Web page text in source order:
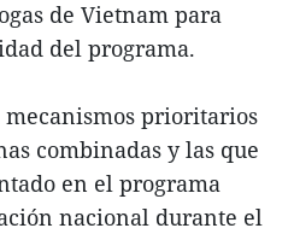
de Vietnam para
del programa.
prioritarios
combinadas y las que
en el programa
nacional durante el